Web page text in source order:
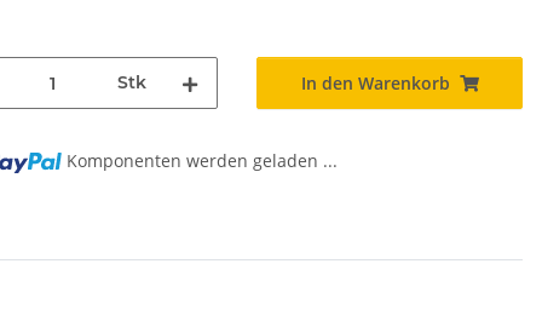
Stk In den Warenkorb
Komponenten werden geladen ...